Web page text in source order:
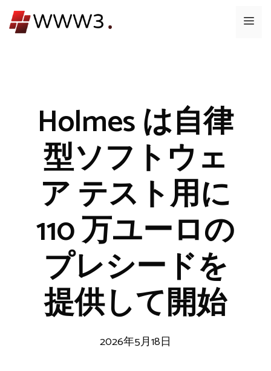
ン
メ
Holmes は自律
型ソフトウェ
ア テスト用に
110 万ユーロの
プレシードを
提供して開始
2026年5月18日